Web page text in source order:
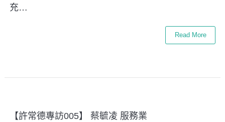
充…
Read More
【許常德專訪005】 蔡毓凌 服務業